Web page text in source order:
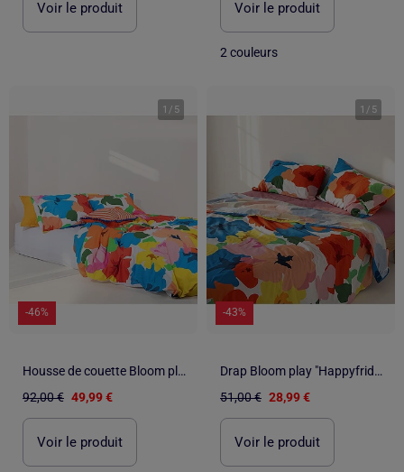
Voir le produit Voir le produit
2 couleurs
1 / 5
-46%
Housse de couette Bloom play "Happyfriday
92,00 € 49,99 €
Voir le produit
1 / 5
-43%
Drap Bloom play "Happyfriday
51,00 € 28,99 €
Voir le produit